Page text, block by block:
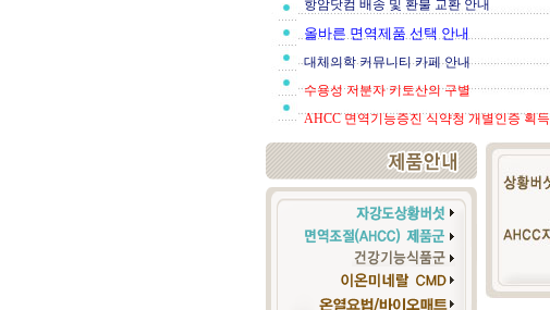
항암닷컴 배송 및 환불 교환 안내
올바른 면역제품 선택 안내
대체의학 커뮤니티 카페 안내
수용성 저분자 키토산의 구별
AHCC 면역기능증진 식약청 개별인증 획득